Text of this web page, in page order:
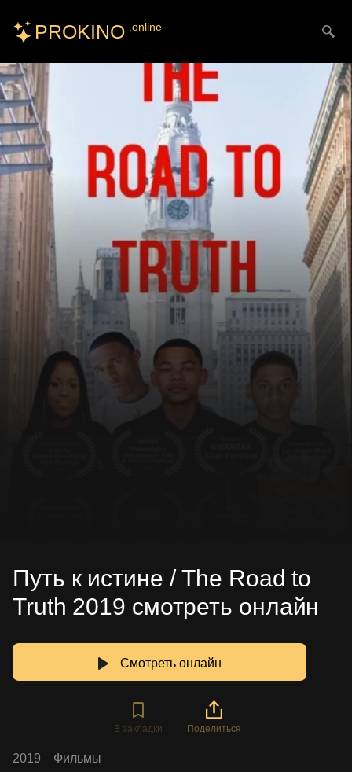
PROKINO .online
Искать
Путь к истине / The Road to
Truth 2019 смотреть онлайн
Смотреть онлайн
В закладки Поделиться
2019
Фильмы